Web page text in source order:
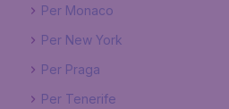
Per Monaco
Per New York
Per Praga
Per Tenerife